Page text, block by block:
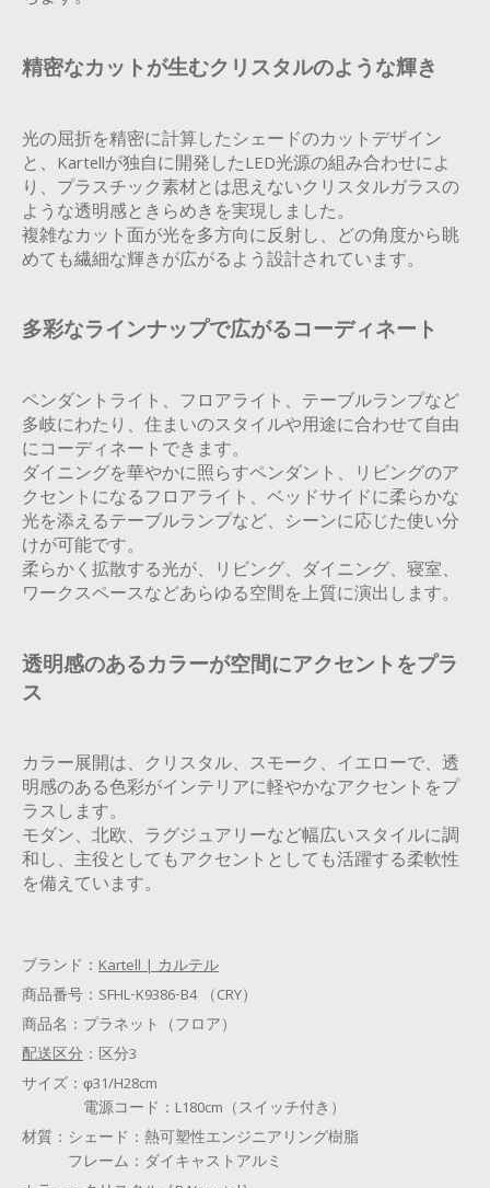
精密なカットが生むクリスタルのような輝き
光の屈折を精密に計算したシェードのカットデザイン
と、Kartellが独自に開発したLED光源の組み合わせによ
り、プラスチック素材とは思えないクリスタルガラスの
ような透明感ときらめきを実現しました。
複雑なカット面が光を多方向に反射し、どの角度から眺
めても繊細な輝きが広がるよう設計されています。
多彩なラインナップで広がるコーディネート
ペンダントライト、フロアライト、テーブルランプなど
多岐にわたり、住まいのスタイルや用途に合わせて自由
にコーディネートできます。
ダイニングを華やかに照らすペンダント、リビングのア
クセントになるフロアライト、ベッドサイドに柔らかな
光を添えるテーブルランプなど、シーンに応じた使い分
けが可能です。
柔らかく拡散する光が、リビング、ダイニング、寝室、
ワークスペースなどあらゆる空間を上質に演出します。
透明感のあるカラーが空間にアクセントをプラ
ス
カラー展開は、クリスタル、スモーク、イエローで、透
明感のある色彩がインテリアに軽やかなアクセントをプ
ラスします。
モダン、北欧、ラグジュアリーなど幅広いスタイルに調
和し、主役としてもアクセントとしても活躍する柔軟性
を備えています。
ブランド： Kartell | カルテル
商品番号： SFHL-K9386-B4 （CRY）
商品名： プラネット（フロア）
配送区分 ： 区分3
サイズ： φ31/H28cm
電源コード：L180cm（スイッチ付き）
材質： シェード：熱可塑性エンジニアリング樹脂
フレーム：ダイキャストアルミ